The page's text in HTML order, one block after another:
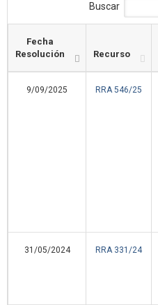
Buscar
Fecha
Resolución
Recurso
9/09/2025 RRA 546/25
31/05/2024 RRA 331/24